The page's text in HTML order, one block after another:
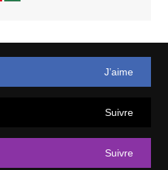
J’aime
Suivre
Suivre